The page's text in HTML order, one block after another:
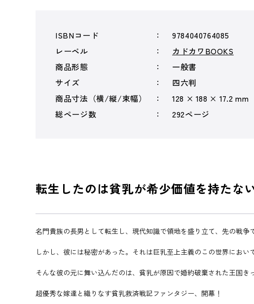
ISBNコード
9784040764085
レーベル
カドカワBOOKS
商品形態
一般書
サイズ
四六判
商品寸法（横/縦/束幅）
128 × 188 × 17.2 mm
総ページ数
292ページ
転生したのは貧乳が希少価値を持たな
名門貴族の長男として転生し、現代知識で領地を盛り立て、先の戦争
しかし、彼には秘密があった。それは巨乳至上主義のこの世界におい
そんな彼の元に舞い込んだのは、貧乳が原因で婚約破棄された王国
超優秀な嫁達と織りなす貧乳救済戦記ファンタジー、開幕！